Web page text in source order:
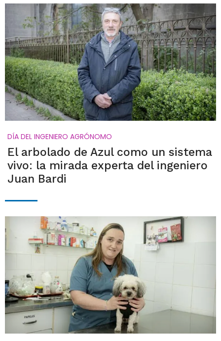
DÍA DEL INGENIERO AGRÓNOMO
El arbolado de Azul como un sistema
vivo: la mirada experta del ingeniero
Juan Bardi